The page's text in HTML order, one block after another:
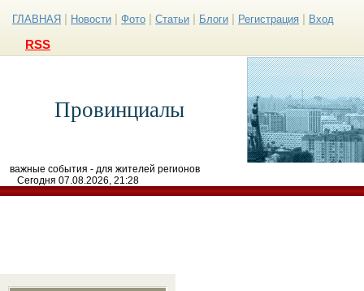
ГЛАВНАЯ Новости Фото Статьи Блоги Регистрация Вход
RSS
Провинциалы
важные события - для жителей регионов
Сегодня 07.08.2026, 21:28